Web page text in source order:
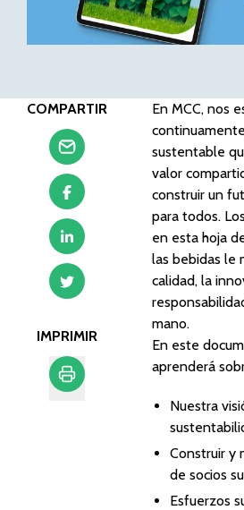
COMPARTIR
IMPRIMIR
En MCC, nos
sustentable
valor
construir un
para todos.
en esta hoja
las bebidas le
calidad, la
mano.
En este
aprenderá
Nuestra
Construir y
de socios
Esfuerzos